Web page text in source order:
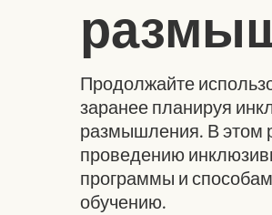
Продолжайте
заранее планируя
размышления. В этом
проведению
программы и
обучению.